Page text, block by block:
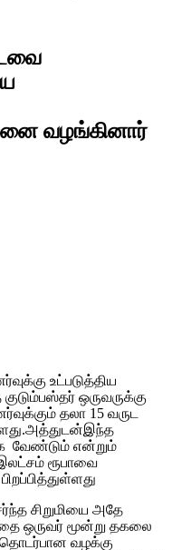
வழங்கினார்
உட்படுத்திய
ஒருவருக்கு
தலா 15 வருட
வேண்டும் என்றும்
இலட்சம் ரூபாவை
சிறுமியை அதே
ஒருவர் மூன்று தகலை
வழக்கு